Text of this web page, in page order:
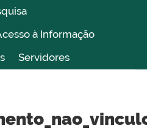
à Informação
Servidores